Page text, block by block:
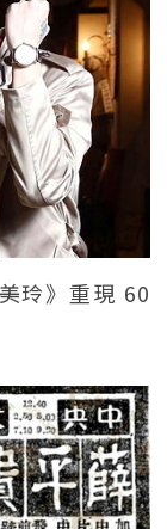
玲》重現 60